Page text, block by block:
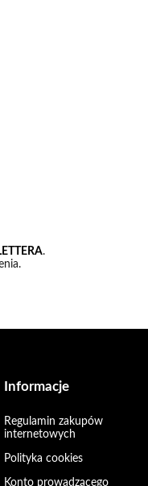
.
Informacje
Regulamin zakupów
internetowych
Polityka cookies
Konto prowadzącego